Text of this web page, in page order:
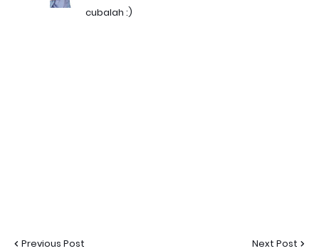
cubalah :)
Previous Post Next Post